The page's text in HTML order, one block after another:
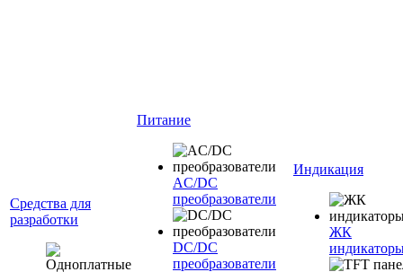
Средства для
разработки
Питание
AC/DC
преобразователи
DC/DC
преобразователи
Индикация
ЖК